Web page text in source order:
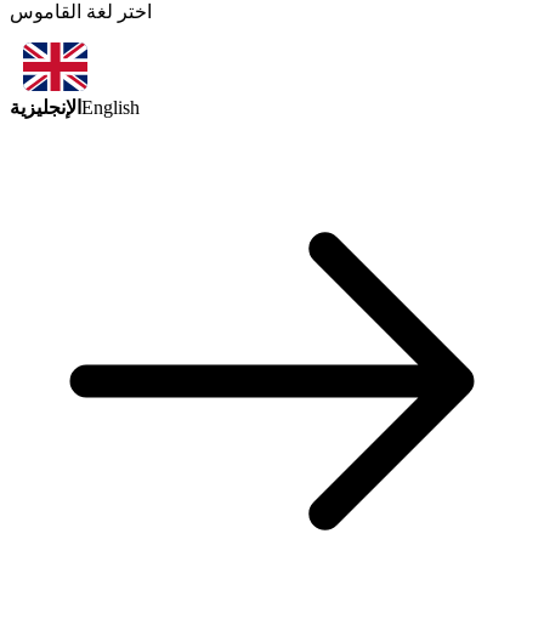
اختر لغة القاموس
الإنجليزية English